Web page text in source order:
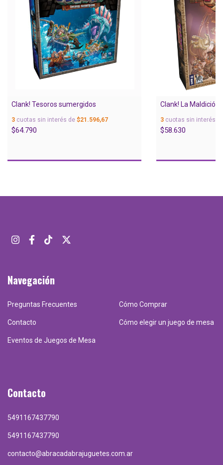
Clank! Tesoros sumergidos
3 cuotas sin interés de $21.596,67
$64.790
Clank! La Maldición
3cuotas sin interés
$58.630
Navegación
Preguntas Frecuentes Cómo Comprar
Contacto Cómo elegir un juego de mesa
Eventos de Juegos de Mesa
Contacto
5491167437790
5491167437790
contacto@abracadabrajuguetes.com.ar